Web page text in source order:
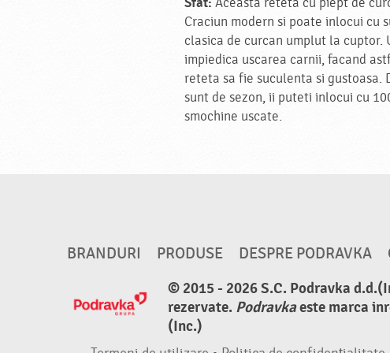
Aceasta reteta cu piept de
Craciun modern si poate inlocui cu
clasica de curcan umplut la cuptor.
impiedica uscarea carnii, facand
reteta sa fie suculenta si gustoasa.
sunt de sezon, ii puteti inlocui cu
smochine uscate.
BRANDURI PRODUSE DESPRE PODRAVKA
© 2015 - 2026 S.C. Podravka
rezervate. Podravkaeste marca
(Inc.)